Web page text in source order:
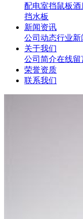
配电室挡鼠板酒
挡水板
新闻资讯
公司动态行业新
关于我们
公司简介在线留
荣誉资质
联系我们